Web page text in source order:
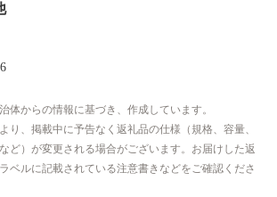
体からの情報に基づき、作成しています。
り、掲載中に予告なく返礼品の仕様（規格、容量、
ど）が変更される場合がございます。お届けした返
ベルに記載されている注意書きなどをご確認くださ